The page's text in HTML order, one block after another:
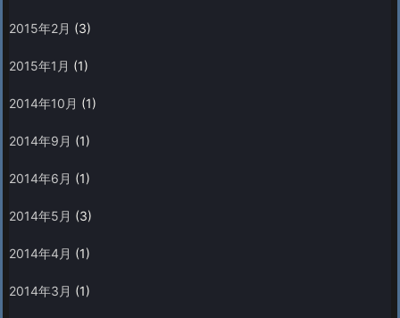
2015年2月 (3)
2015年1月 (1)
2014年10月 (1)
2014年9月 (1)
2014年6月 (1)
2014年5月 (3)
2014年4月 (1)
2014年3月 (1)